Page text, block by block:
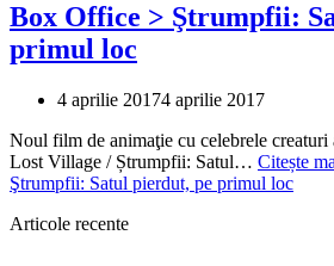
Box Office > Ştrumpfii:
primul loc
4 aprilie 20174 aprilie 2017
Noul film de animaţie cu celebrele creaturi
Lost Village / Ștrumpfii: Satul… Citește
Ştrumpfii: Satul pierdut, pe primul loc
Articole recente